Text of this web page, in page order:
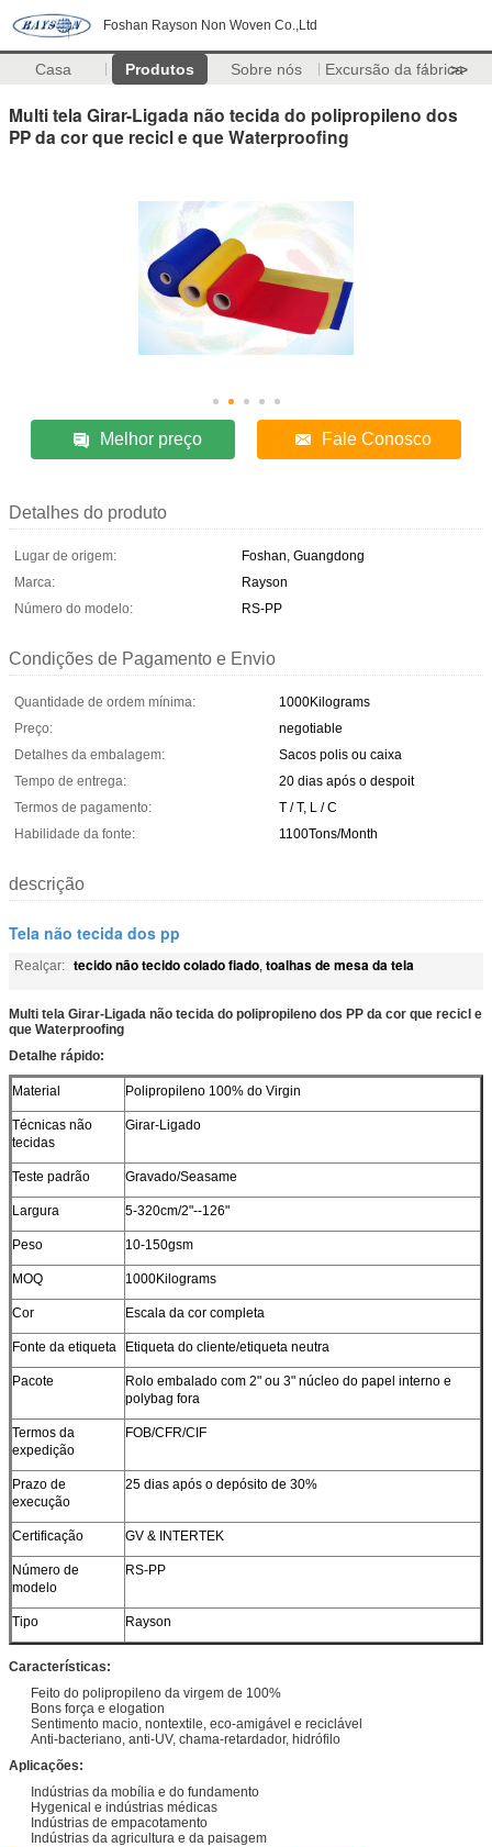
Foshan Rayson Non Woven Co.,Ltd
Casa Produtos Sobre nós Excursão da fábrica
>>
Multi tela Girar-Ligada não tecida do polipropileno dos
PP da cor que recicl e que Waterproofing
Melhor preço Fale Conosco
Detalhes do produto
Lugar de origem:
Foshan, Guangdong
Marca:
Rayson
Número do modelo:
RS-PP
Condições de Pagamento e Envio
Quantidade de ordem mínima:
1000Kilograms
Preço:
negotiable
Detalhes da embalagem:
Sacos polis ou caixa
Tempo de entrega:
20 dias após o despoit
Termos de pagamento:
T / T, L / C
Habilidade da fonte:
1100Tons/Month
descrição
Tela não tecida dos pp
Realçar: tecido não tecido colado fiado, toalhas de mesa da tela
Multi tela Girar-Ligada não tecida do polipropileno dos PP da cor que recicl e
que Waterproofing
Detalhe rápido:
Material Polipropileno 100% do Virgin
Técnicas não
tecidas
Girar-Ligado
Teste padrão Gravado/Seasame
Largura 5-320cm/2"--126"
Peso 10-150gsm
MOQ 1000Kilograms
Cor Escala da cor completa
Fonte da etiqueta Etiqueta do cliente/etiqueta neutra
Pacote
Rolo embalado com 2" ou 3" núcleo do papel interno e
polybag fora
Termos da
expedição
FOB/CFR/CIF
Prazo de
execução
25 dias após o depósito de 30%
Certificação GV & INTERTEK
Número de
modelo
RS-PP
Tipo Rayson
Características:
Feito do polipropileno da virgem de 100%
Bons força e elogation
Sentimento macio, nontextile, eco-amigável e reciclável
Anti-bacteriano, anti-UV, chama-retardador, hidrófilo
Aplicações:
Indústrias da mobília e do fundamento
Hygenical e indústrias médicas
Indústrias de empacotamento
Indústrias da agricultura e da paisagem